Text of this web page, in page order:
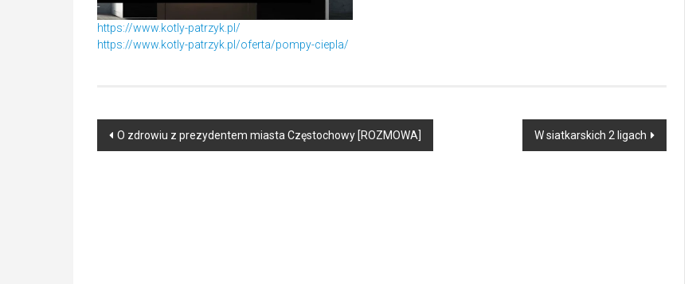
https://www.kotly-patrzyk.pl/
https://www.kotly-patrzyk.pl/oferta/pompy-ciepla/
Post
O zdrowiu z prezydentem miasta Częstochowy [ROZMOWA] W siatkarskich 2 ligach